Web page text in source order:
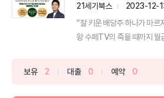
21세기북스
2023-12-
“잘 키운 배당주 하나가 마르
왕 수페TV의 죽을 때까지 월
보유 2 대출 0 예약 0